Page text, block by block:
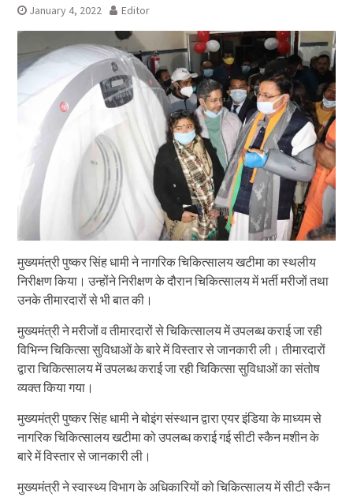
January 4, 2022 Editor
मुख्यमंत्री पुष्कर सिंह धामी ने नागरिक चिकित्सालय खटीमा का स्थलीय
निरीक्षण किया। उन्होंने निरीक्षण के दौरान चिकित्सालय में भर्ती मरीजों तथा
उनके तीमारदारों से भी बात की।
मुख्यमंत्री ने मरीजों व तीमारदारों से चिकित्सालय में उपलब्ध कराई जा रही
विभिन्न चिकित्सा सुविधाओं के बारे में विस्तार से जानकारी ली। तीमारदारों
द्वारा चिकित्सालय में उपलब्ध कराई जा रही चिकित्सा सुविधाओं का संतोष
व्यक्त किया गया।
मुख्यमंत्री पुष्कर सिंह धामी ने बोइंग संस्थान द्वारा एयर इंडिया के माध्यम से
नागरिक चिकित्सालय खटीमा को उपलब्ध कराई गई सीटी स्कैन मशीन के
बारे में विस्तार से जानकारी ली।
मुख्यमंत्री ने स्वास्थ्य विभाग के अधिकारियों को चिकित्सालय में सीटी स्कैन